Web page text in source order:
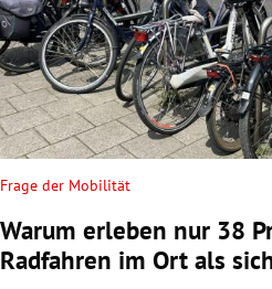
Untermenü
Untermenü
Untermenü
Untermenü
Frage der Mobilität
Warum erleben nur 38
Radfahren im Ort als